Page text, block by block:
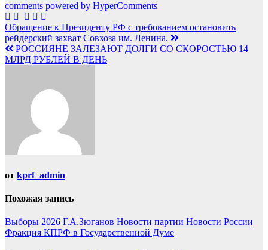
comments powered by HyperComments
Навигация
по
записям
Обращение к Президенту РФ с требованием остановить
рейдерский захват Совхоза им. Ленина.
РОССИЯНЕ ЗАЛЕЗАЮТ ДОЛГИ СО СКОРОСТЬЮ 14
МЛРД РУБЛЕЙ В ДЕНЬ
от kprf_admin
Похожая запись
Выборы 2026 Г.А.Зюганов Новости партии Новости России
Фракция КПРФ в Государственной Думе